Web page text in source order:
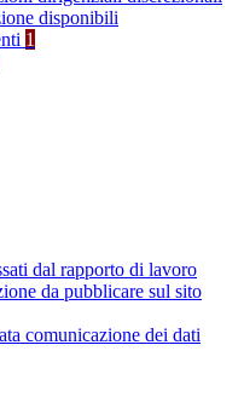
disponibili
1
dal rapporto di lavoro
da pubblicare sul sito
comunicazione dei dati